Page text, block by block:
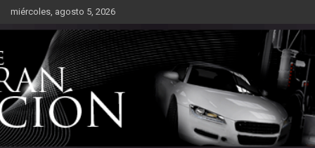
Saltarmiércoles, agosto 5, 2026